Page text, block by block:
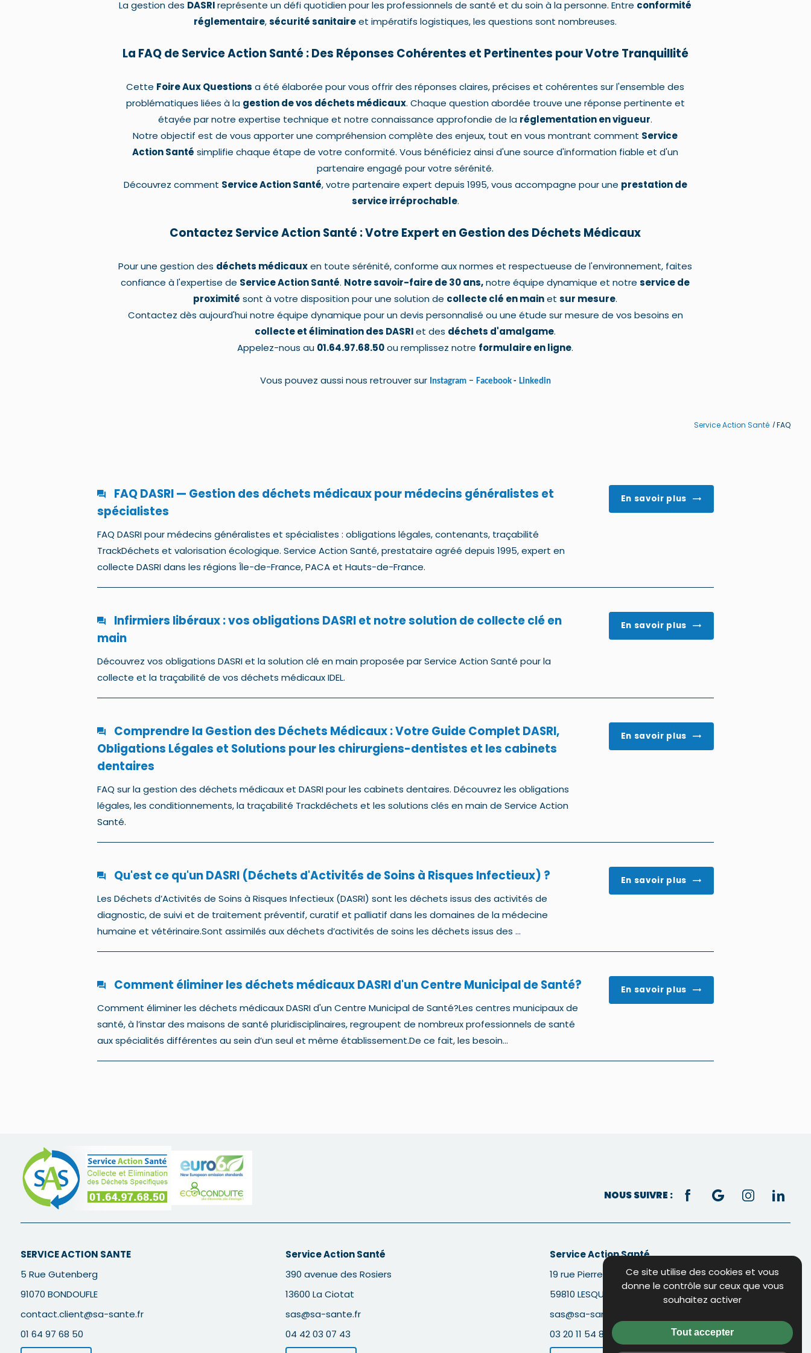
La gestion des DASRIreprésente un défi quotidien pour les professionnels de santé et du soin à la personne. Entre conformité
réglementaire,sécurité sanitaireet impératifs logistiques, les questions sont nombreuses.
La FAQ de Service Action Santé : Des Réponses Cohérentes et Pertinentes pour Votre Tranquillité
Cette Foire Aux Questions a été élaborée pour vous offrir des réponses claires, précises et cohérentes sur l'ensemble des
problématiques liées à la gestion de vos déchets médicaux. Chaque question abordée trouve une réponse pertinente et
étayée par notre expertise technique et notre connaissance approfondie de la réglementation en vigueur.
Notre objectif est de vous apporter une compréhension complète des enjeux, tout en vous montrant comment Service
Action Santé simplifie chaque étape de votre conformité. Vous bénéficiez ainsi d'une source d'information fiable et d'un
partenaire engagé pour votre sérénité.
Découvrez comment Service Action Santé, votre partenaire expert depuis 1995, vous accompagne pour une prestation de
service irréprochable.
Contactez Service Action Santé : Votre Expert en Gestion des Déchets Médicaux
Pour une gestion des déchets médicauxen toute sérénité, conforme aux normes et respectueuse de l'environnement, faites
confiance à l'expertise de Service Action Santé. Notre savoir-faire de 30 ans,notre équipe dynamique et notreservice de
proximité sont à votre disposition pour une solution de collecte clé en mainetsur mesure.
Contactez dès aujourd'hui notre équipe dynamique pour un devis personnalisé ou une étude sur mesure de vos besoins en
collecte et élimination des DASRIet des déchets d'amalgame.
Appelez-nous au 01.64.97.68.50ou remplissez notre formulaire en ligne.
Vous pouvez aussi nous retrouver sur Instagram- Facebook- Linkedin
Service Action Santé FAQ
FAQ DASRI — Gestion des déchets médicaux pour médecins généralistes et
spécialistes
FAQ DASRI pour médecins généralistes et spécialistes : obligations légales, contenants, traçabilité
TrackDéchets et valorisation écologique. Service Action Santé, prestataire agréé depuis 1995, expert en
collecte DASRI dans les régions Île-de-France, PACA et Hauts-de-France.
En savoir plus
Infirmiers libéraux : vos obligations DASRI et notre solution de collecte clé en
main
Découvrez vos obligations DASRI et la solution clé en main proposée par Service Action Santé pour la
collecte et la traçabilité de vos déchets médicaux IDEL.
En savoir plus
Comprendre la Gestion des Déchets Médicaux : Votre Guide Complet DASRI,
Obligations Légales et Solutions pour les chirurgiens-dentistes et les cabinets
dentaires
FAQ sur la gestion des déchets médicaux et DASRI pour les cabinets dentaires. Découvrez les obligations
légales, les conditionnements, la traçabilité Trackdéchets et les solutions clés en main de Service Action
Santé.
En savoir plus
Qu'est ce qu'un DASRI (Déchets d'Activités de Soins à Risques Infectieux) ?
Les Déchets d’Activités de Soins à Risques Infectieux (DASRI) sont les déchets issus des activités de
diagnostic, de suivi et de traitement préventif, curatif et palliatif dans les domaines de la médecine
humaine et vétérinaire.Sont assimilés aux déchets d’activités de soins les déchets issus des ...
En savoir plus
Comment éliminer les déchets médicaux DASRI d'un Centre Municipal de Santé?
Comment éliminer les déchets médicaux DASRI d'un Centre Municipal de Santé?Les centres municipaux de
santé, à l’instar des maisons de santé pluridisciplinaires, regroupent de nombreux professionnels de santé
aux spécialités différentes au sein d’un seul et même établissement.De ce fait, les besoin...
En savoir plus
NOUS SUIVRE :
SERVICE ACTION SANTE
5 Rue Gutenberg
91070 BONDOUFLE
contact.client@sa-sante.fr
01 64 97 68 50
Service Action Santé
390 avenue des Rosiers
13600 La Ciotat
sas@sa-sante.fr
04 42 03 07 43
Service Action Santé
19 rue Pierre Brizon
59810 LESQUIN
sas@sa-sante.fr
03 20 11 54 82
Ce site utilise des cookies et vous
donne le contrôle sur ceux que vous
souhaitez activer
Tout accepter